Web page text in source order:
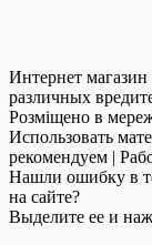
Интернет магазин
различных
Розміщено в
Использовать
рекомендуем |
Нашли ошибку в
на сайте?
Выделите ее и